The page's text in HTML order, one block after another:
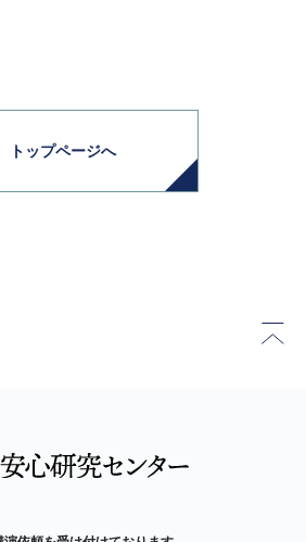
トップページへ